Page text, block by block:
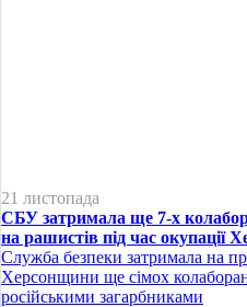
21 листопада
СБУ затримала ще 7-х
на рашистів під час окупації
Служба безпеки затримала на
Херсонщини ще сімох
російськими загарбниками